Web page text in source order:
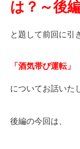
は？～後編
と題して前回に引
「酒気帯び運転」
についてお話いた
後編の今回は、